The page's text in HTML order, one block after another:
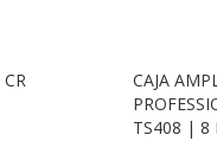
CAJA
TS408 | 8